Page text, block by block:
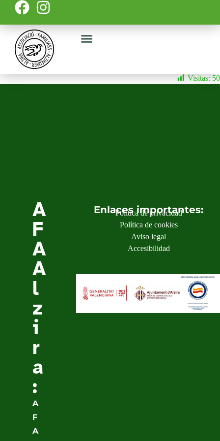
Visitas: 50
A
F
A
A
l
z
i
r
a
:
A
F
A
Enlaces importantes:
Política de privacidad
Política de cookies
Aviso legal
Accesibilidad